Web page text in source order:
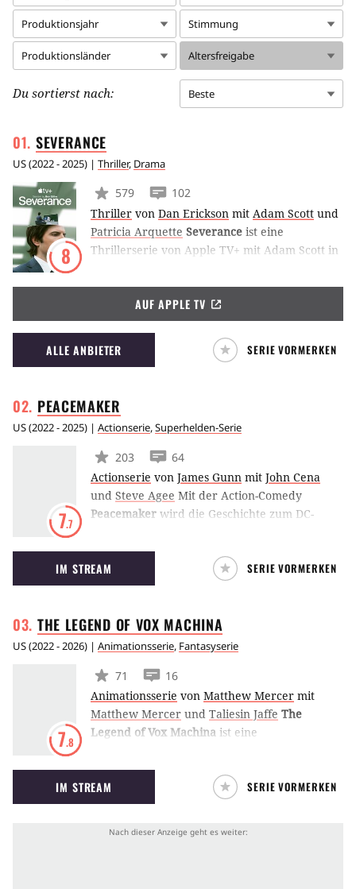
Produktionsjahr Stimmung
Produktionsländer Altersfreigabe
Du sortierst nach: Beste
SEVERANCE
US(2022 - 2025) | Thriller, Drama
8
579
102
Thriller von Dan Erickson mit Adam Scott und
Patricia Arquette Severance ist eine
Thrillerserie von Apple TV+ mit Adam Scott in
Angestellten Mark, der in einer Firma namens
Lumon Industries arbeitet, die den Gedanken
der Work-Life-Balance auf ein neues Level
bringen möchte. Mark hat allerdings eine
düstere Vergangenheit, die ihm dabei
AUF APPLE TV
ALLE ANBIETER SERIE VORMERKEN
PEACEMAKER
US(2022 - 2025) | Actionserie,Superhelden-Serie
7.7
203
64
Actionserie von James Gunn mit John Cena
und Steve Agee Mit der Action-Comedy
Peacemaker wird die Geschichte zum DC-
weitererzählt. John Cena übernimmt auch
hier die Rolle des Peacemaker, der Frieden
um jeden Preis erlangen will und dafür sogar
IM STREAM SERIE VORMERKEN
THE LEGEND OF VOX MACHINA
US(2022 - 2026) | Animationsserie, Fantasyserie
7.8
71
16
Animationsserie von Matthew Mercer mit
Matthew Mercer und Taliesin Jaffe The
Legend of Vox Machina ist eine
bunt durchgemischten Heldentruppe in einer
Fantasywelt. Sie basiert auf der Webserie
Critical Role, in der Spielleiter Matthew
Dungeons & Dragons-Abenteuer durchführt.
IM STREAM SERIE VORMERKEN